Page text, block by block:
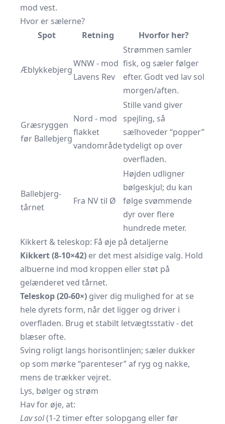
mod vest.
Hvor er sælerne?
Spot
Retning Hvorfor her?
Æblykkebjerg
WNW - mod
Lavens Rev
Strømmen samler
fisk, og sæler følger
efter. Godt ved lav sol
morgen/aften.
Græsryggen
før Ballebjerg
Nord - mod
flakket
vandområde
Stille vand giver
spejling, så
sælhoveder “popper”
tydeligt op over
overfladen.
Ballebjerg-
tårnet
Fra NV til Ø
Højden udligner
bølgeskjul; du kan
følge svømmende
dyr over flere
hundrede meter.
Kikkert & teleskop: Få øje på detaljerne
Kikkert (8-10×42) er det mest alsidige valg. Hold
albuerne ind mod kroppen eller støt på
gelænderet ved tårnet.
Teleskop (20-60×) giver dig mulighed for at se
hele dyrets form, når det ligger og driver i
overfladen. Brug et stabilt letvægtsstativ - det
blæser ofte.
Sving roligt langs horisontlinjen; sæler dukker
op som mørke “parenteser” af ryg og nakke,
mens de trækker vejret.
Lys, bølger og strøm
Hav for øje, at:
Lav sol(1-2 timer efter solopgang eller før